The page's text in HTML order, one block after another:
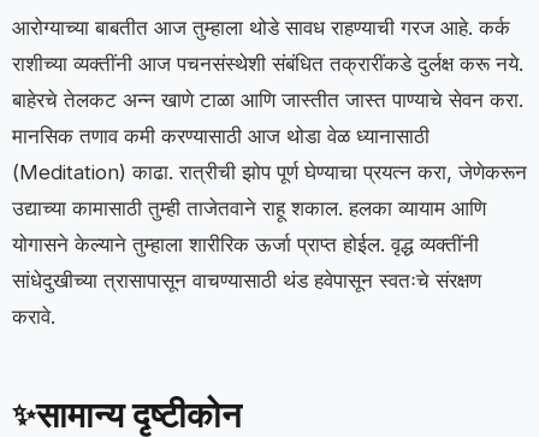
आरोग्याच्या बाबतीत आज तुम्हाला थोडे सावध राहण्याची गरज आहे. कर्क
राशीच्या व्यक्तींनी आज पचनसंस्थेशी संबंधित तक्रारींकडे दुर्लक्ष करू नये.
बाहेरचे तेलकट अन्न खाणे टाळा आणि जास्तीत जास्त पाण्याचे सेवन करा.
मानसिक तणाव कमी करण्यासाठी आज थोडा वेळ ध्यानासाठी
(Meditation) काढा. रात्रीची झोप पूर्ण घेण्याचा प्रयत्न करा, जेणेकरून
उद्याच्या कामासाठी तुम्ही ताजेतवाने राहू शकाल. हलका व्यायाम आणि
योगासने केल्याने तुम्हाला शारीरिक ऊर्जा प्राप्त होईल. वृद्ध व्यक्तींनी
सांधेदुखीच्या त्रासापासून वाचण्यासाठी थंड हवेपासून स्वतःचे संरक्षण
करावे.
✨सामान्य दृष्टीकोन